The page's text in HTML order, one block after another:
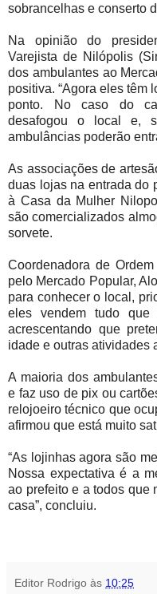
sobrancelhas e conserto
Na opinião do
Varejista de Nilópolis
dos ambulantes ao
positiva. “Agora eles têm
ponto. No caso do
desafogou o local e,
ambulâncias poderão
As associações de
duas lojas na entrada do
à Casa da Mulher
são comercializados
sorvete.
Coordenadora de
pelo Mercado Popular,
para conhecer o local,
eles vendem tudo que
acrescentando que
idade e outras atividades
A maioria dos
e faz uso de pix ou
relojoeiro técnico que
afirmou que está muito
“As lojinhas agora são
Nossa expectativa é a
ao prefeito e a todos que
casa”, concluiu.
Editor Rodrigo às 10:25